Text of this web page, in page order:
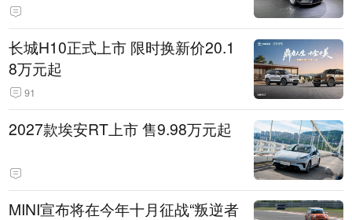
长城H10正式上市 限时换新价20.1
8万元起
91
2027款埃安RT上市 售9.98万元起
MINI宣布将在今年十月征战“叛逆者